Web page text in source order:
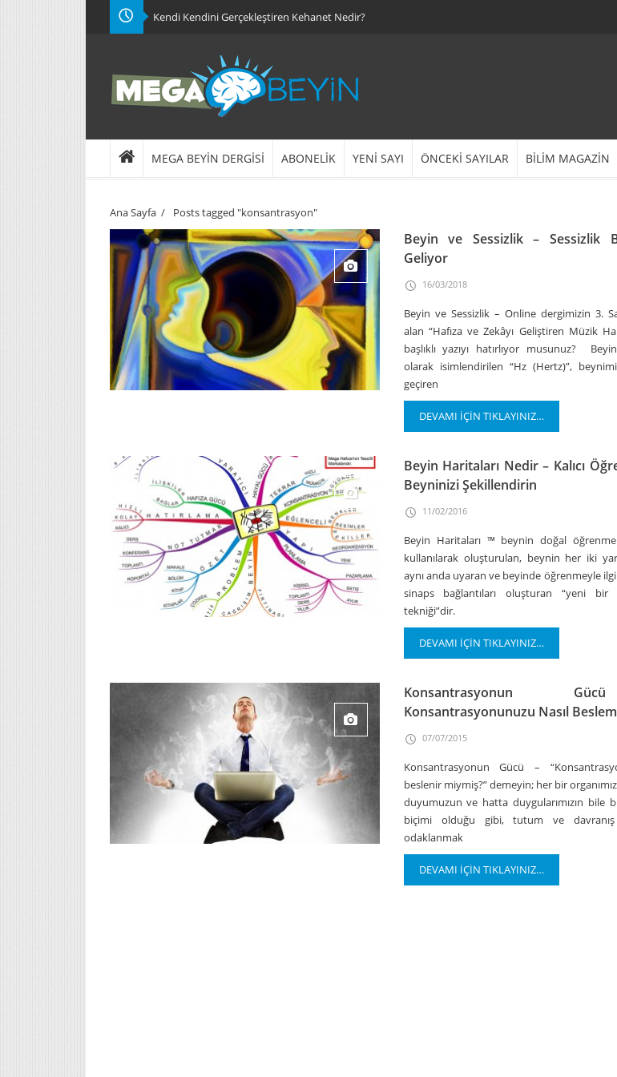
Kendi Kendini Gerçekleştiren Kehanet Nedir?
MEGA BEYİN DERGİSİ ABONELİK YENİ SAYI ÖNCEKİ SAYILAR BİLİM MAGAZİN
Ana Sayfa / Posts tagged "konsantrasyon"
Beyin ve Sessizlik – Sessizlik
Geliyor
16/03/2018
Beyin ve Sessizlik – Online dergimizin 3.
alan “Hafıza ve Zekâyı Geliştiren Müzik
başlıklı yazıyı hatırlıyor musunuz?
olarak isimlendirilen “Hz (Hertz)”,
geçiren
DEVAMI İÇİN TIKLAYINIZ…
Beyin Haritaları Nedir – Kalıcı
Beyninizi Şekillendirin
11/02/2016
Beyin Haritaları ™ beynin doğal
kullanılarak oluşturulan, beynin her iki
aynı anda uyaran ve beyinde öğrenmeyle
sinaps bağlantıları oluşturan “yeni
tekniği”dir.
DEVAMI İÇİN TIKLAYINIZ…
Konsantrasyonun
Konsantrasyonunuzu Nasıl
07/07/2015
Konsantrasyonun Gücü –
beslenir miymiş?” demeyin; her bir
duyumuzun ve hatta duygularımızın bile
biçimi olduğu gibi, tutum ve
odaklanmak
DEVAMI İÇİN TIKLAYINIZ…